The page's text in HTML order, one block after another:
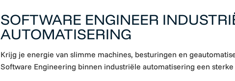
SOFTWARE ENGINEER
AUTOMATISERING
Krijg je energie van slimme machines, besturingen en
Software Engineering binnen industriële automatisering een